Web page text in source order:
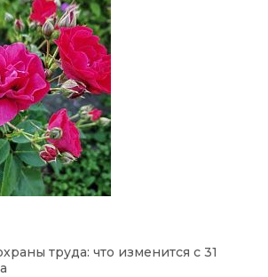
труда: что изменится с 31